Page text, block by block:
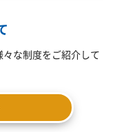
々な制度をご紹介して